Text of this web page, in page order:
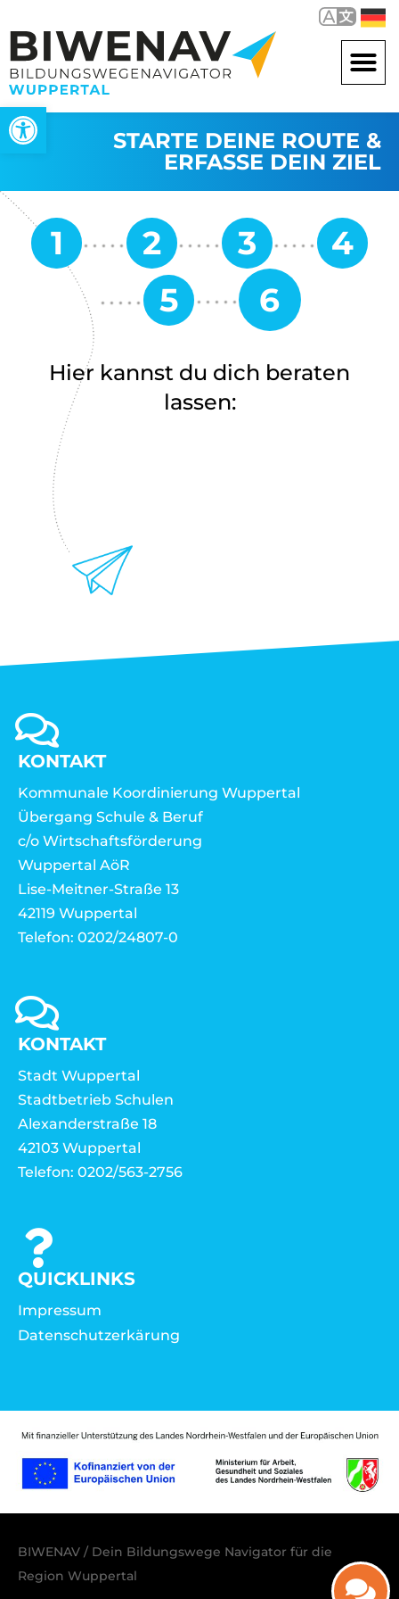
Werkzeugleiste öffnen
STARTE DEINE ROUTE &
ERFASSE DEIN ZIEL
Hier kannst du dich beraten
lassen:
KONTAKT
Kommunale Koordinierung Wuppertal
Übergang Schule & Beruf
c/o Wirtschaftsförderung
Wuppertal AöR
Lise-Meitner-Straße 13
42119 Wuppertal
Telefon: 0202/24807-0
KONTAKT
Stadt Wuppertal
Stadtbetrieb Schulen
Alexanderstraße 18
42103 Wuppertal
Telefon: 0202/563-2756
QUICKLINKS
Impressum
Datenschutzerkärung
BIWENAV / Dein Bildungswege Navigator für die
Region Wuppertal